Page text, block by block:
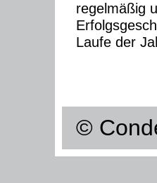
regelmäßig
Laufe der
©